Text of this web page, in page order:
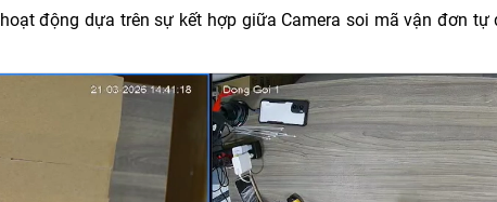
hoạt động dựa trên sự kết hợp giữa Camera soi mã vận đơn tự